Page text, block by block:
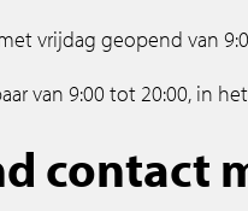
vrijdag geopend van
van 9:00 tot 20:00, in
contact